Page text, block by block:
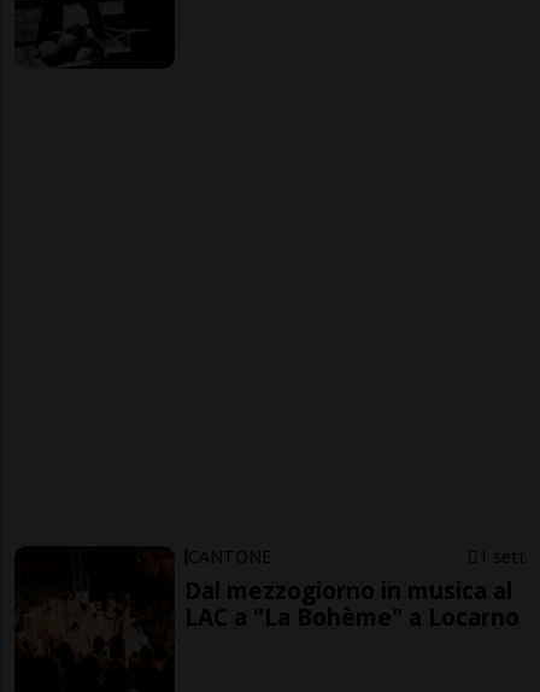
CANTONE 1 sett
Dal mezzogiorno in musica al
LAC a "La Bohème" a Locarno